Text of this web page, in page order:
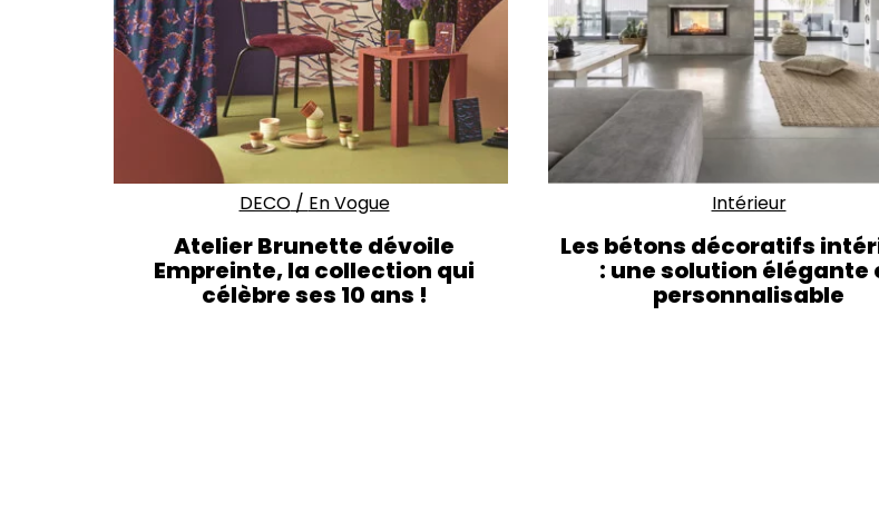
DECO/ En Vogue
Atelier Brunette dévoile
Empreinte, la collection qui
célèbre ses 10 ans !
Intérieur
Les bétons décoratifs
: une solution élégante
personnalisable